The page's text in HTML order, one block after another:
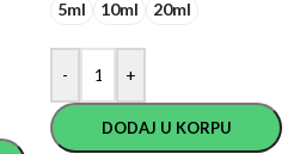
5ml 10ml 20ml
- +
DODAJ U KORPU